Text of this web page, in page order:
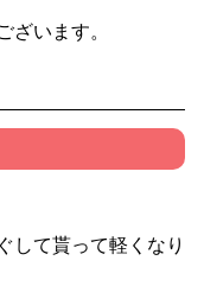
ざいます。
して貰って軽くなり